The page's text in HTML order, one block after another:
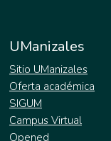
UManizales
Sitio UManizales
Oferta académica
SIGUM
Campus Virtual
Opened